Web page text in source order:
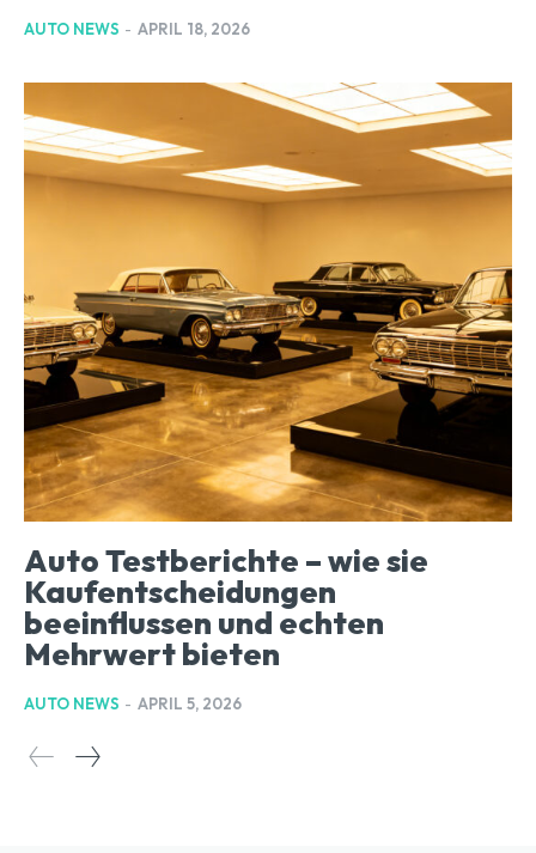
AUTO NEWS - APRIL 18, 2026
Auto Testberichte – wie sie
Kaufentscheidungen
beeinflussen und echten
Mehrwert bieten
AUTO NEWS - APRIL 5, 2026